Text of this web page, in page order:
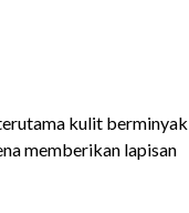
kulit berminyak
memberikan lapisan